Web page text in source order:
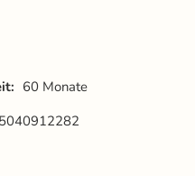
60 Monate